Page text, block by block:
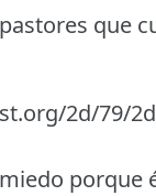
que
2d/79/
porque